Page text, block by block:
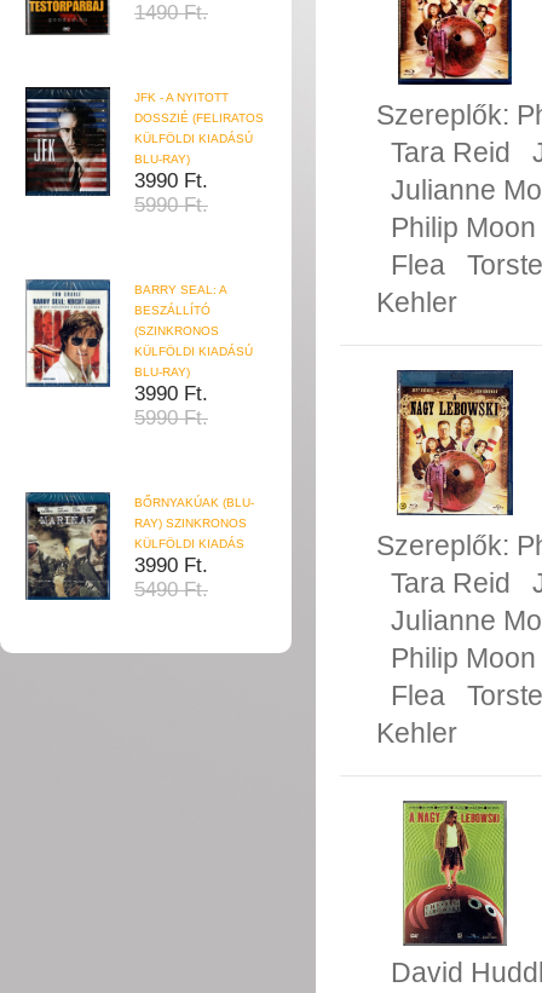
1490 Ft.
JFK - A NYITOTT
DOSSZIÉ (FELIRATOS
KÜLFÖLDI KIADÁSÚ
BLU-RAY)
3990 Ft.
5990 Ft.
BARRY SEAL: A
BESZÁLLÍTÓ
(SZINKRONOS
KÜLFÖLDI KIADÁSÚ
BLU-RAY)
3990 Ft.
5990 Ft.
BŐRNYAKÚAK (BLU-
RAY) SZINKRONOS
KÜLFÖLDI KIADÁS
3990 Ft.
5490 Ft.
Szereplők:
Tara Reid
Julianne
Philip Moon
Flea
Kehler
Szereplők:
Tara Reid
Julianne
Philip Moon
Flea
Kehler
David